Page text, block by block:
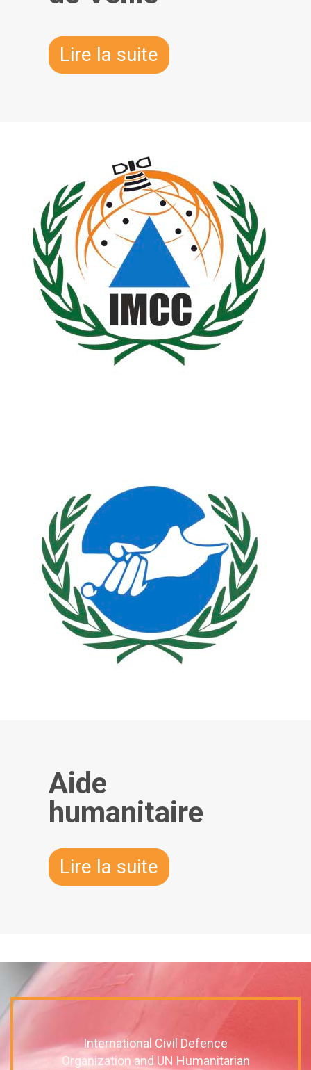
Lire la suite
Aide
humanitaire
Lire la suite
International Civil Defence
Organization and UN Humanitarian